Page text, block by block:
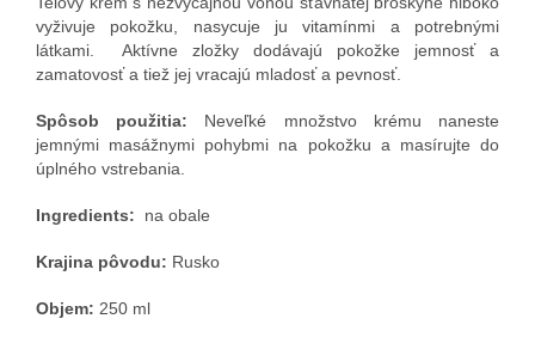
vyživuje pokožku, nasycuje ju vitamínmi a potrebnými
látkami. Aktívne zložky dodávajú pokožke jemnosť a
zamatovosť a tiež jej vracajú mladosť a pevnosť.
Spôsob použitia: Neveľké množstvo krému naneste
jemnými masážnymi pohybmi na pokožku a masírujte do
úplného vstrebania.
Ingredients: na obale
Krajina pôvodu: Rusko
Objem: 250 ml